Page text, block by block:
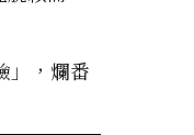
」，爛番